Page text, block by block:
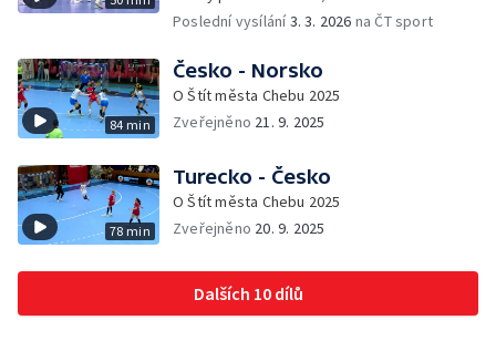
Poslední vysílání3. 3. 2026 na ČT sport
84 min
Česko - Norsko
O Štít města Chebu 2025
Zveřejněno 21. 9. 2025
78 min
Turecko - Česko
O Štít města Chebu 2025
Zveřejněno 20. 9. 2025
Dalších 10 dílů